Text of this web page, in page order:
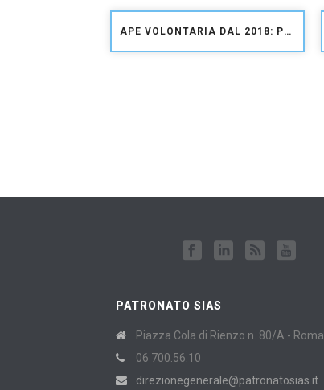
APE VOLONTARIA DAL 2018: PERSO UN ANNO PER IL VIA
PATRONATO SIAS
Piazza Cola di Rienzo n. 80/A - Roma
06 700.56.10
direzionegenerale@patronatosias.it